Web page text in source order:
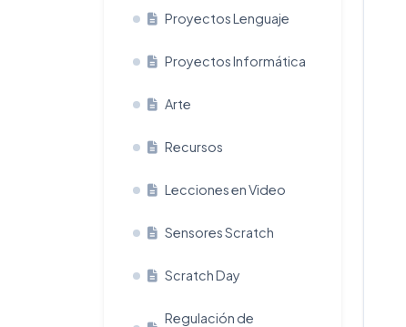
Proyectos Lenguaje
Proyectos Informática
Arte
Recursos
Lecciones en Video
Sensores Scratch
Scratch Day
Regulación de